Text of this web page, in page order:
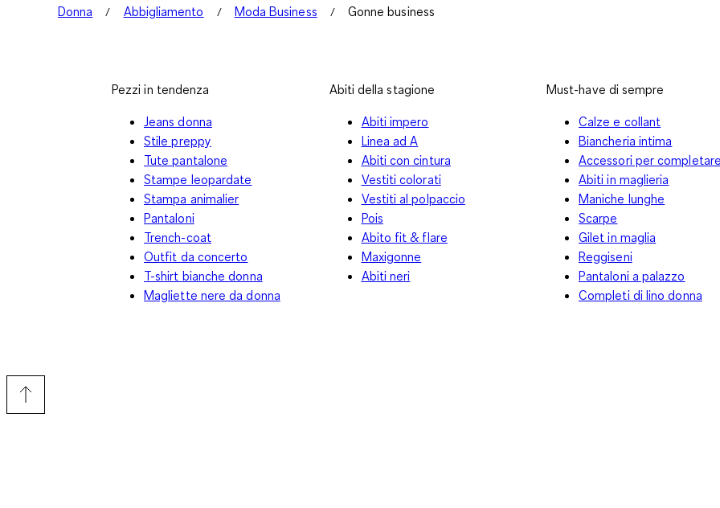
Donna Abbigliamento Moda Business Gonne business
Pezzi in tendenza
Jeans donna
Stile preppy
Tute pantalone
Stampe leopardate
Stampa animalier
Pantaloni
Trench-coat
Outfit da concerto
T-shirt bianche donna
Magliette nere da donna
Abiti della stagione
Abiti impero
Linea ad A
Abiti con cintura
Vestiti colorati
Vestiti al polpaccio
Pois
Abito fit & flare
Maxigonne
Abiti neri
Must-have di sempre
Calze e collant
Biancheria intima
Accessori per
Abiti in maglieria
Maniche lunghe
Scarpe
Gilet in maglia
Reggiseni
Pantaloni a palazzo
Completi di lino donna